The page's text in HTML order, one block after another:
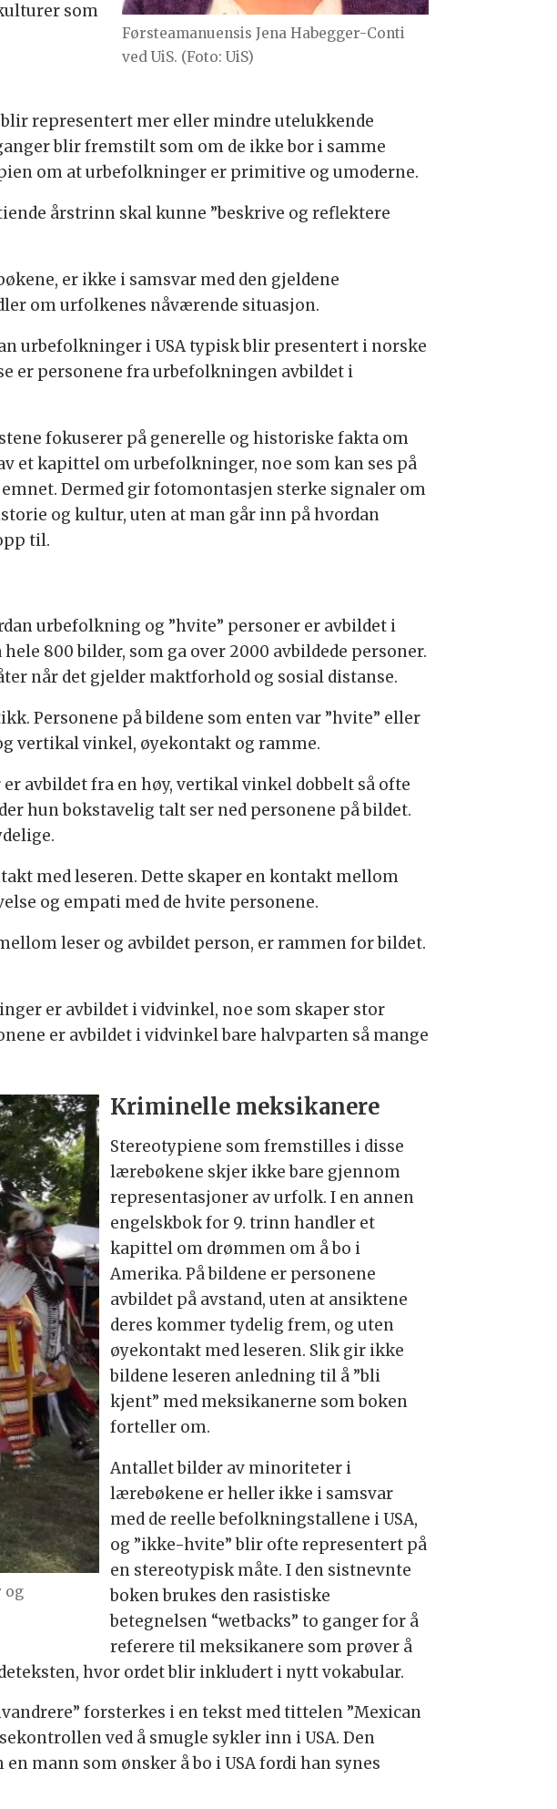
Førsteamanuensis Jena Habegger-Conti
ved UiS. (Foto: UiS)
som
representert mer eller mindre utelukkende
blir fremstilt som om de ikke bor i samme
om at urbefolkninger er primitive og umoderne.
årstrinn skal kunne ”beskrive og reflektere
er ikke i samsvar med den gjeldene
om urfolkenes nåværende situasjon.
urbefolkninger i USA typisk blir presentert i norske
er personene fra urbefolkningen avbildet i
fokuserer på generelle og historiske fakta om
et kapittel om urbefolkninger, noe som kan ses på
Dermed gir fotomontasjen sterke signaler om
og kultur, uten at man går inn på hvordan
til.
urbefolkning og ”hvite” personer er avbildet i
800 bilder, som ga over 2000 avbildede personer.
når det gjelder maktforhold og sosial distanse.
Personene på bildene som enten var ”hvite” eller
vertikal vinkel, øyekontakt og ramme.
avbildet fra en høy, vertikal vinkel dobbelt så ofte
hun bokstavelig talt ser ned personene på bildet.
med leseren. Dette skaper en kontakt mellom
og empati med de hvite personene.
leser og avbildet person, er rammen for bildet.
er avbildet i vidvinkel, noe som skaper stor
er avbildet i vidvinkel bare halvparten så mange
og
Kriminelle meksikanere
Stereotypiene som fremstilles i disse
lærebøkene skjer ikke bare gjennom
representasjoner av urfolk. I en annen
engelskbok for 9. trinn handler et
kapittel om drømmen om å bo i
Amerika. På bildene er personene
avbildet på avstand, uten at ansiktene
deres kommer tydelig frem, og uten
øyekontakt med leseren. Slik gir ikke
bildene leseren anledning til å ”bli
kjent” med meksikanerne som boken
forteller om.
Antallet bilder av minoriteter i
lærebøkene er heller ikke i samsvar
med de reelle befolkningstallene i USA,
og ”ikke-hvite” blir ofte representert på
en stereotypisk måte. I den sistnevnte
boken brukes den rasistiske
betegnelsen “wetbacks” to ganger for å
referere til meksikanere som prøver å
hvor ordet blir inkludert i nytt vokabular.
forsterkes i en tekst med tittelen ”Mexican
ved å smugle sykler inn i USA. Den
mann som ønsker å bo i USA fordi han synes